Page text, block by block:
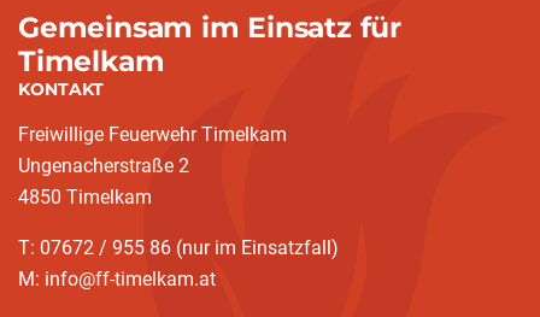
Gemeinsam im Einsatz für
Timelkam
KONTAKT
Freiwillige Feuerwehr Timelkam
Ungenacherstraße 2
4850 Timelkam
T: 07672 / 955 86 (nur im Einsatzfall)
M: info@ff-timelkam.at